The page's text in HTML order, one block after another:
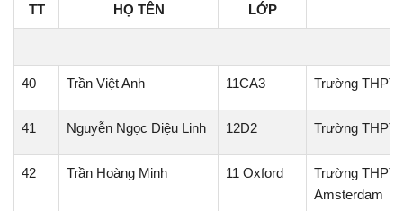
TT HỌ TÊN LỚP
40 Trần Việt Anh 11CA3 Trường THPT
41 Nguyễn Ngọc Diệu Linh 12D2 Trường THPT
42 Trần Hoàng Minh 11 Oxford
Trường THPT
Amsterdam